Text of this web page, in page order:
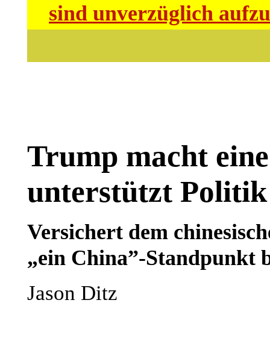
sind unverzüglich
Trump macht
unterstützt Politik
Versichert dem
„ein China”-Standpunkt
Jason Ditz